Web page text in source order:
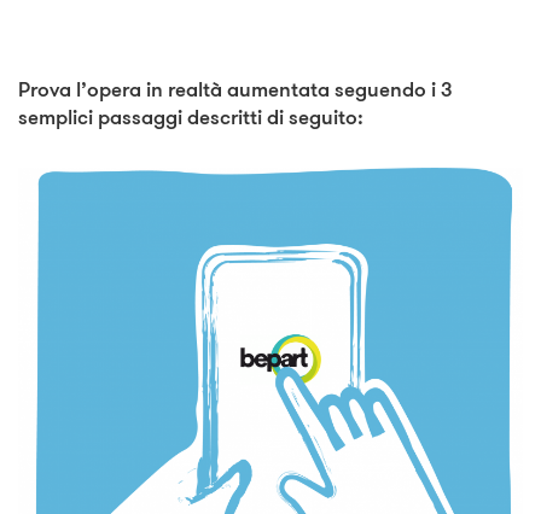
Prova l’opera in realtà aumentata seguendo i 3
semplici passaggi descritti di seguito: